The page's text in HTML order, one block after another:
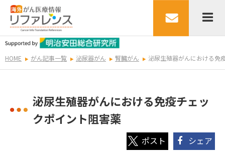
HOME がん記事一覧 泌尿器がん 腎臓がん 泌尿生殖器がんにおける免
泌尿生殖器がんにおける免疫チェッ
クポイント阻害薬
シェア